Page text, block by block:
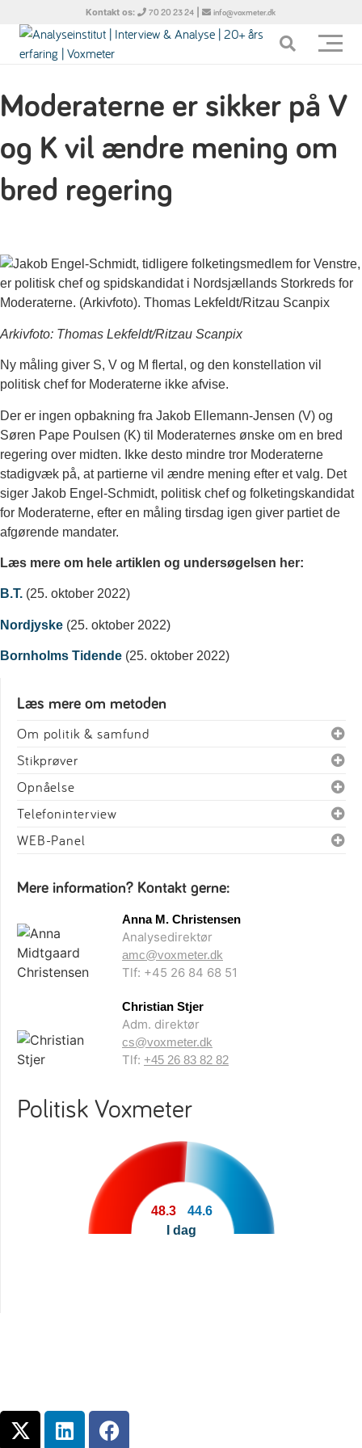
Kontakt os: 70 20 23 24 | info@voxmeter.dk
Moderaterne er sikker på V
og K vil ændre mening om
bred regering
Arkivfoto: Thomas Lekfeldt/Ritzau Scanpix
Ny måling giver S, V og M flertal, og den konstellation vil
politisk chef for Moderaterne ikke afvise.
Der er ingen opbakning fra Jakob Ellemann-Jensen (V) og
Søren Pape Poulsen (K) til Moderaternes ønske om en bred
regering over midten. Ikke desto mindre tror Moderaterne
stadigvæk på, at partierne vil ændre mening efter et valg. Det
siger Jakob Engel-Schmidt, politisk chef og folketingskandidat
for Moderaterne, efter en måling tirsdag igen giver partiet de
afgørende mandater.
Læs mere om hele artiklen og undersøgelsen her:
B.T. (25. oktober 2022)
Nordjyske (25. oktober 2022)
Bornholms Tidende (25. oktober 2022)
Læs mere om metoden
Om politik & samfund
Stikprøver
Opnåelse
Telefoninterview
WEB-Panel
Mere information? Kontakt gerne:
Anna M. Christensen
Analysedirektør
amc@voxmeter.dk
Tlf: +45 26 84 68 51
Christian Stjer
Adm. direktør
cs@voxmeter.dk
Tlf: +45 26 83 82 82
Politisk Voxmeter
48.3
44.6
I dag